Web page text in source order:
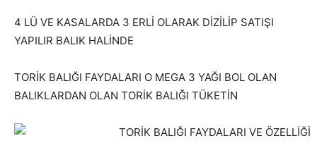
4 LÜ VE KASALARDA 3 ERLİ OLARAK DİZİLİP SATIŞI
YAPILIR BALIK HALİNDE
TORİK BALIĞI FAYDALARI O MEGA 3 YAĞI BOL OLAN
BALIKLARDAN OLAN TORİK BALIĞI TÜKETİN